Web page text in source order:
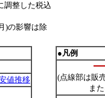
調整した税込
)の影響は除
値推移
●凡例
(点線部は販
ま